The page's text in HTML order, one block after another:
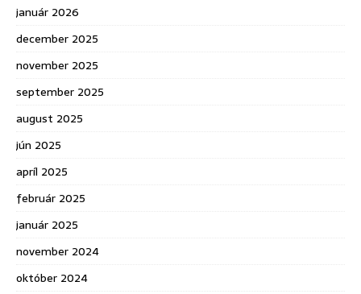
január 2026
december 2025
november 2025
september 2025
august 2025
jún 2025
apríl 2025
február 2025
január 2025
november 2024
október 2024